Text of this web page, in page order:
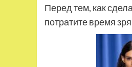
Перед тем, как
потратите время